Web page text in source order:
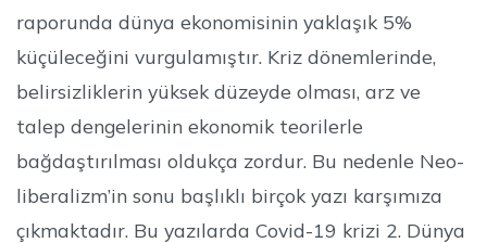
raporunda dünya ekonomisinin yaklaşık 5%
küçüleceğini vurgulamıştır. Kriz dönemlerinde,
belirsizliklerin yüksek düzeyde olması, arz ve
talep dengelerinin ekonomik teorilerle
bağdaştırılması oldukça zordur. Bu nedenle Neo-
liberalizm’in sonu başlıklı birçok yazı karşımıza
çıkmaktadır. Bu yazılarda Covid-19 krizi 2. Dünya